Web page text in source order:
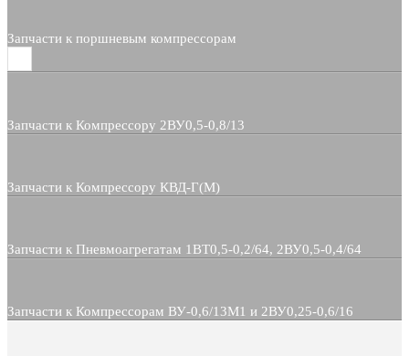
Запчасти к поршневым компрессорам
Запчасти к Компрессору 2ВУ0,5-0,8/13
Запчасти к Компрессору КВД-Г(М)
Запчасти к Пневмоагрегатам 1ВТ0,5-0,2/64, 2ВУ0,5-0,4/64
Запчасти к Компрессорам ВУ-0,6/13М1 и 2ВУ0,25-0,6/16